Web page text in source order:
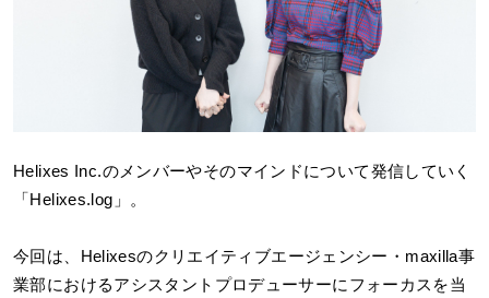
Helixes Inc.のメンバーやそのマインドについて発信していく
「Helixes.log」。
今回は、Helixesのクリエイティブエージェンシー・maxilla事
業部におけるアシスタントプロデューサーにフォーカスを当